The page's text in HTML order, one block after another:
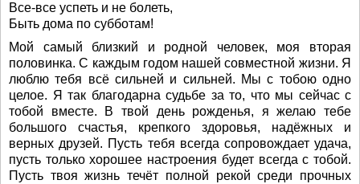
Все-все успеть и не болеть,
Быть дома по субботам!
Мой самый близкий и родной человек, моя вторая
половинка. С каждым годом нашей совместной жизни. Я
люблю тебя всё сильней и сильней. Мы с тобою одно
целое. Я так благодарна судьбе за то, что мы сейчас с
тобой вместе. В твой день рожденья, я желаю тебе
большого счастья, крепкого здоровья, надёжных и
верных друзей. Пусть тебя всегда сопровождает удача,
пусть только хорошее настроения будет всегда с тобой.
Пусть твоя жизнь течёт полной рекой среди прочных